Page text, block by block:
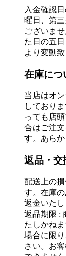
入金確認
曜日、第
ございま
た日の五
より変動
在庫につ
当店はオ
しており
っても店
合はご注
す。あらか
返品・交
配送上の
す。在庫
返金いたし
返品期限 :
たしかね
場合に限
さい。お